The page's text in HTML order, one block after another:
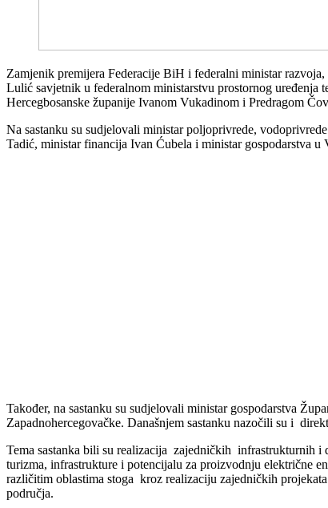
Zamjenik premijera Federacije BiH i federalni ministar
Lulić savjetnik u federalnom ministarstvu prostornog uređenja
Hercegbosanske županije Ivanom Vukadinom i Predragom
Na sastanku su sudjelovali ministar poljoprivrede,
Tadić, ministar financija Ivan Ćubela i ministar gospodarstva
Također, na sastanku su sudjelovali ministar gospodarstva
Zapadnohercegovačke. Današnjem sastanku nazočili su i
Tema sastanka bili su realizacija zajedničkih infrastrukturnih i
turizma, infrastrukture i potencijalu za proizvodnju električne
različitim oblastima stoga kroz realizaciju zajedničkih
područja.